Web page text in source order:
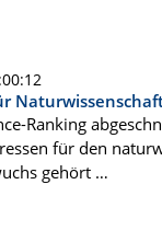
Ranking
für den
gehört …